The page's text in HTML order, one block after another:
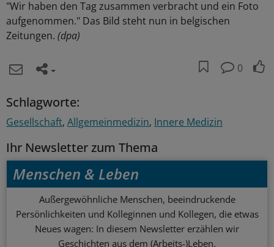
"Wir haben den Tag zusammen verbracht und ein Foto
aufgenommen." Das Bild steht nun in belgischen
Zeitungen. (dpa)
0
Schlagworte:
Gesellschaft Allgemeinmedizin Innere Medizin
Ihr Newsletter zum Thema
Menschen & Leben
Außergewöhnliche Menschen, beeindruckende
Persönlichkeiten und Kolleginnen und Kollegen, die etwas
Neues wagen: In diesem Newsletter erzählen wir
Geschichten aus dem (Arbeits-)Leben.